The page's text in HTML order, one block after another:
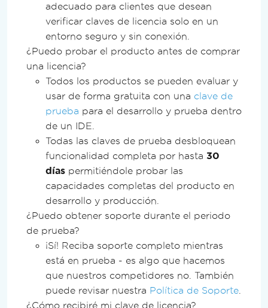
adecuado para clientes que desean
verificar claves de licencia solo en un
entorno seguro y sin conexión.
¿Puedo probar el producto antes de comprar
una licencia?
Todos los productos se pueden evaluar y
usar de forma gratuita con una clave de
prueba para el desarrollo y prueba dentro
de un IDE.
Todas las claves de prueba desbloquean
funcionalidad completa por hasta 30
días permitiéndole probar las
capacidades completas del producto en
desarrollo y producción.
¿Puedo obtener soporte durante el periodo
de prueba?
¡Sí! Reciba soporte completo mientras
está en prueba - es algo que hacemos
que nuestros competidores no. También
puede revisar nuestra Política de Soporte
¿Cómo recibiré mi clave de licencia?